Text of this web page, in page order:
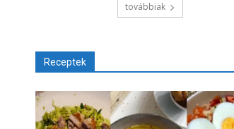
továbbiak
Receptek